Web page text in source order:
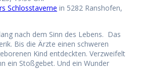
Schlosstaverne in 5282 Ranshofen,
nach dem Sinn des Lebens. Das
Bis die Ärzte einen schweren
Kind entdeckten. Verzweifelt
ein Stoßgebet. Und ein Wunder